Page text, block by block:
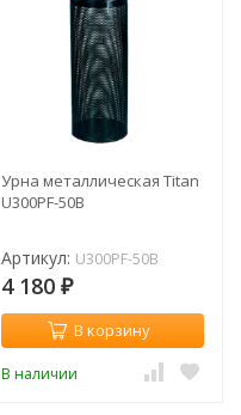
Урна металлическая Titan
U300PF-50B
Артикул: U300PF-50B
4 180 ₽
В корзину
В наличии